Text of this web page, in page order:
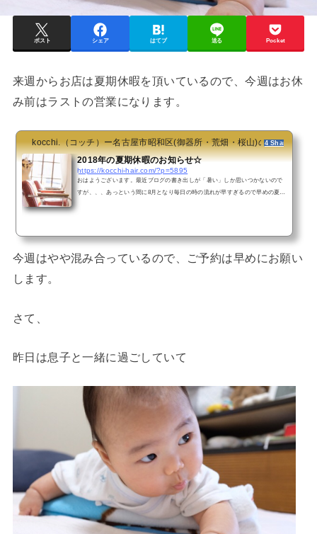
ポスト シェア はてブ 送る Pocket
来週からお店は夏期休暇を頂いているので、今週はお休
み前はラストの営業になります。
kocchi.（コッチ）ー名古屋市昭和区(御器所・荒畑・桜山)の美容院・美
4 Shares
2018年の夏期休暇のお知らせ☆
https://kocchi-hair.com/?p=5895
おはようございます。最近ブログの書き出しが「暑い」しか思いつかないので
すが、、、あっという間に8月となり毎日の時の流れが早すぎるので早めの夏期
お考えの方はお早めにご予約下さい。ご迷惑をおかけしますが、よろしくお願
い致します。var nend_params = {"media":56147,"site":30353...
今週はやや混み合っているので、ご予約は早めにお願い
します。
さて、
昨日は息子と一緒に過ごしていて